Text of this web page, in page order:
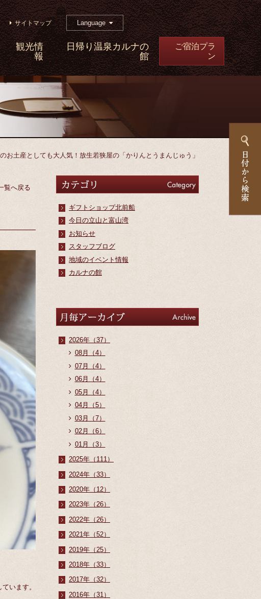
サイトマップ Language
観光情
報
日帰り温泉カルナの
館
ご宿泊プラ
ン
お土産としても大人気！放生若狭屋の「かりんとうまんじゅう」
覧へ戻る
います。
ギフトショップ北前船
今日の立山と富山湾
お知らせ
スタッフブログ
地域のイベント情報
カルナの館
2026年（37）
08月（4）
07月（4）
06月（4）
05月（4）
04月（5）
03月（7）
02月（6）
01月（3）
2025年（111）
2024年（33）
2020年（12）
2023年（26）
2022年（26）
2021年（52）
2019年（25）
2018年（33）
2017年（32）
2016年（31）